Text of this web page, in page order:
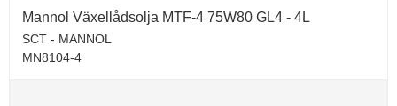
Mannol Växellådsolja MTF-4 75W80 GL4 - 4L
SCT - MANNOL
MN8104-4